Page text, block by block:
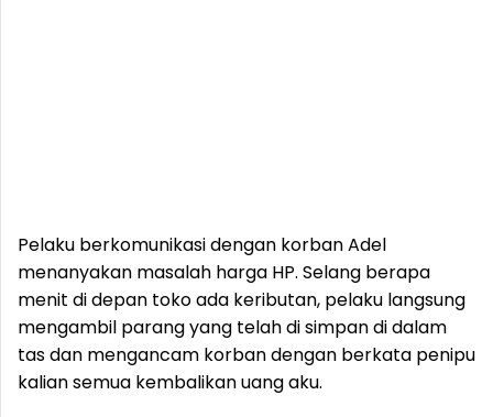
Pelaku berkomunikasi dengan korban Adel
menanyakan masalah harga HP. Selang berapa
menit di depan toko ada keributan, pelaku langsung
mengambil parang yang telah di simpan di dalam
tas dan mengancam korban dengan berkata penipu
kalian semua kembalikan uang aku.